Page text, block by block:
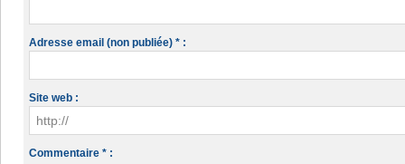
Adresse email (non publiée) * :
Site web :
Commentaire * :